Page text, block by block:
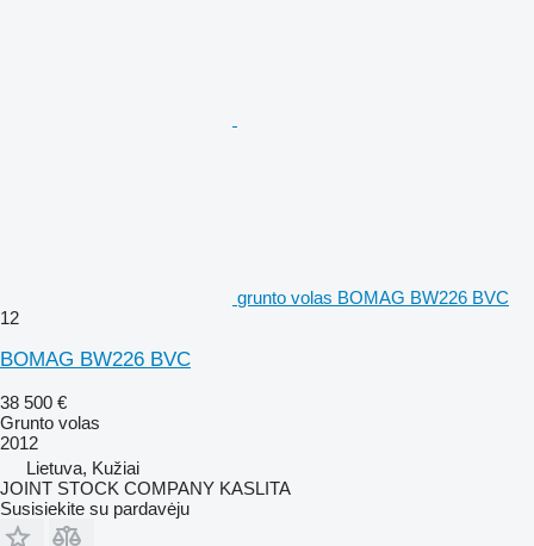
grunto volas BOMAG BW226 BVC
12
BOMAG BW226 BVC
38 500 €
Grunto volas
2012
Lietuva, Kužiai
JOINT STOCK COMPANY KASLITA
Susisiekite su pardavėju